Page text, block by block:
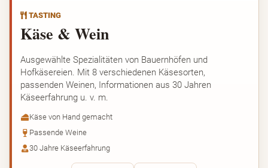
TASTING
Käse & Wein
Ausgewählte Spezialitäten von Bauernhöfen und
Hofkäsereien. Mit 8 verschiedenen Käsesorten,
passenden Weinen, Informationen aus 30 Jahren
Käseerfahrung u. v. m.
Käse von Hand gemacht
Passende Weine
30 Jahre Käseerfahrung